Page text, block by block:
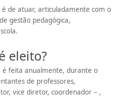
é de atuar, articuladamente com o
gestão pedagógica,
eleito?
é feita anualmente, durante o
de professores,
vice diretor, coordenador – ,